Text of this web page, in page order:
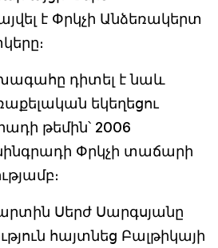
է Փրկչի Անձեռակերտ
դիտել է նաև
եկեղեցու
թեմին՝ 2006
Փրկչի տաճարի
Սերժ Սարգսյանը
հայտնեց Բալթիկայի